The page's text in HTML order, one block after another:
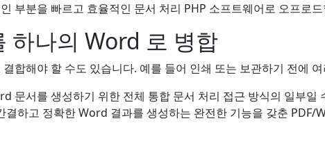
부분을 빠르고 효율적인 문서 처리 PHP 소프트웨어로 오프로
하나의 Word 로 병합
합해야 할 수도 있습니다. 예를 들어 인쇄 또는 보관하기 전에
문서를 생성하기 위한 전체 통합 문서 처리 접근 방식의 일부일
하고 정확한 Word 결과를 생성하는 완전한 기능을 갖춘 PDF/